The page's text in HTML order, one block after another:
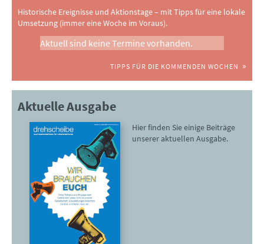
Historische Ereignisse und Aktionstage – mit Tipps für eine lokale
Umsetzung (immer eine Woche im Voraus).
Aktuell sind keine Termine vorhanden.
TIPPS FÜR DIE KOMMENDEN WOCHEN
Aktuelle Ausgabe
Hier finden Sie einige Beiträge
unserer aktuellen Ausgabe.